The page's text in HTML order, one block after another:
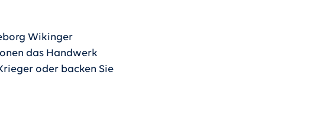
Wikinger
das Handwerk
oder backen Sie